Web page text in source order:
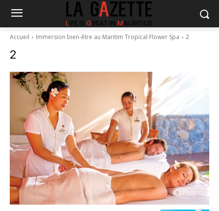
Accueil Immersion bien-être au Maritim Tropical Flower Spa 2
2